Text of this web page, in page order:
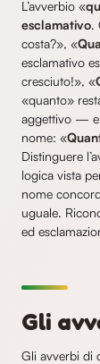
L’avverbio «
esclamativo.
costa?», «
esclamativo
cresciuto!», «
«quanto»
aggettivo —
nome: «
Distinguere
logica vista
nome
uguale.
ed
Gli
Gli avverbi di